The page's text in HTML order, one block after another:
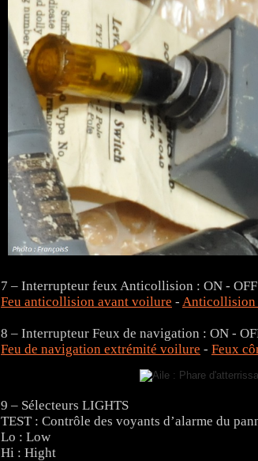
7 – Interrupteur feux Anticollision : ON - OFF
Feu anticollision avant voilure - Anticollision
8 – Interrupteur Feux de navigation : ON -
Feu de navigation extrémité voilure - Feux
9 – Sélecteurs LIGHTS
TEST : Contrôle des voyants d’alarme du
Lo : Low
Hi : Hight